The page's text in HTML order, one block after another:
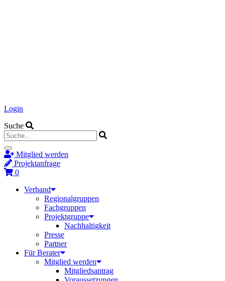
Login
Suche
Mitglied werden
Projektanfrage
0
Verband
Regionalgruppen
Fachgruppen
Projektgruppe
Nachhaltigkeit
Presse
Partner
Für Berater
Mitglied werden
Mitgliedsantrag